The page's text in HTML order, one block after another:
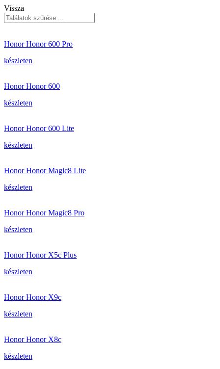
Vissza
Honor Honor 600 Pro
készleten
Honor Honor 600
készleten
Honor Honor 600 Lite
készleten
Honor Honor Magic8 Lite
készleten
Honor Honor Magic8 Pro
készleten
Honor Honor X5c Plus
készleten
Honor Honor X9c
készleten
Honor Honor X8c
készleten